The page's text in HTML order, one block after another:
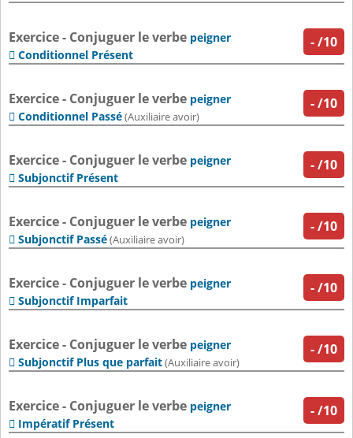
-/10
Exercice - Conjuguer le verbe peigner
 Conditionnel Présent
-/10
Exercice - Conjuguer le verbe peigner
 Conditionnel Passé(Auxiliaire avoir)
-/10
Exercice - Conjuguer le verbe peigner
 Subjonctif Présent
-/10
Exercice - Conjuguer le verbe peigner
 Subjonctif Passé(Auxiliaire avoir)
-/10
Exercice - Conjuguer le verbe peigner
 Subjonctif Imparfait
-/10
Exercice - Conjuguer le verbe peigner
 Subjonctif Plus que parfait(Auxiliaire avoir)
-/10
Exercice - Conjuguer le verbe peigner
 Impératif Présent